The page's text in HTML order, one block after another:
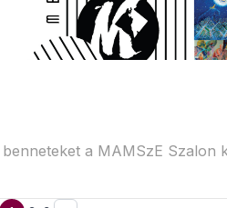
a MAMSzE Szalon